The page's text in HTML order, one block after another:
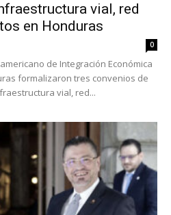
vial, red
en Honduras
0
de Integración Económica
formalizaron tres convenios de
vial, red...